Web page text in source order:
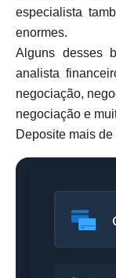
especialista
enormes.
Alguns desses
analista
negociação,
negociação e
Deposite mais